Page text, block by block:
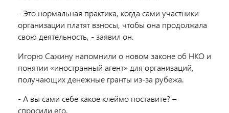
- Это нормальная практика, когда сами участники
организации платят взносы, чтобы она продолжала
свою деятельность, - заявил он.
Игорю Сажину напомнили о новом законе об НКО и
понятии «иностранный агент» для организаций,
получающих денежные гранты из-за рубежа.
- А вы сами себе какое клеймо поставите? –
спросили его.